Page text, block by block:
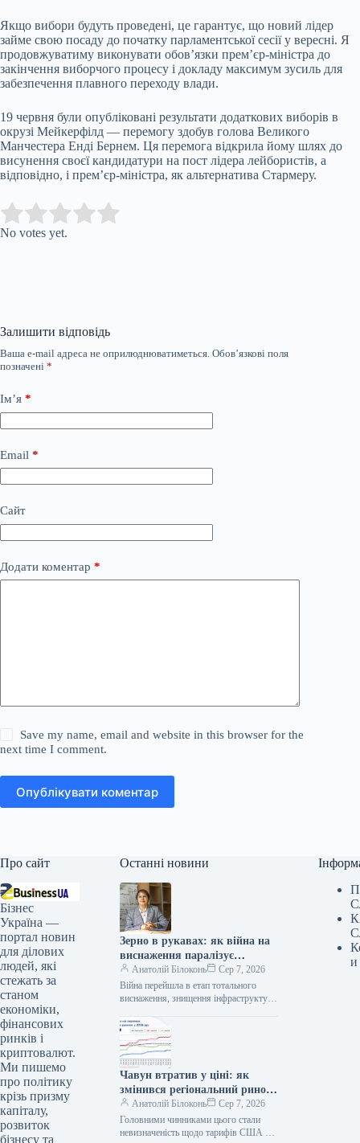
Якщо вибори будуть проведені, це гарантує, що новий лідер
займе свою посаду до початку парламентської сесії у вересні. Я
продовжуватиму виконувати обов’язки прем’єр-міністра до
закінчення виборчого процесу і докладу максимум зусиль для
забезпечення плавного переходу влади.
19 червня були опубліковані результати додаткових виборів в
окрузі Мейкерфілд — перемогу здобув голова Великого
Манчестера Енді Бернем. Ця перемога відкрила йому шлях до
висунення своєї кандидатури на пост лідера лейбористів, а
відповідно, і прем’єр-міністра, як альтернатива Стармеру.
Rate this item:
No votes yet.
Залишити відповідь
Ваша e-mail адреса не оприлюднюватиметься. Обов’язкові поля
позначені *
Ім’я *
Email *
Сайт
Додати коментар *
Save my name, email and website in this browser for the
next time I comment.
Опублікувати коментар
Про сайт
Бізнес
Україна —
портал новин
для ділових
людей, які
стежать за
станом
економіки,
фінансових
ринків і
криптовалют.
Ми пишемо
про політику
крізь призму
капіталу,
розвиток
бізнесу та
Останні новини
Зерно в рукавах: як війна на
виснаження паралізує
українські порти
Анатолій Білоконь
Сер 7, 2026
Війна перейшла в етап тотального
виснаження, знищення інфраструктури
як росіяни в Україні, так і ми…
Чавун втратив у ціні: як
змінився регіональний ринок
у липні
Анатолій Білоконь
Сер 7, 2026
Головними чинниками цього стали
невизначеність щодо тарифів США та
и